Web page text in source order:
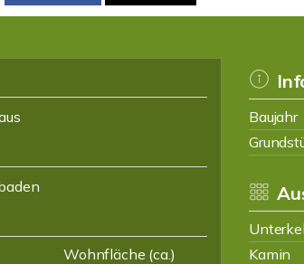
Wohnfläche (ca.)
Baujahr
Kamin